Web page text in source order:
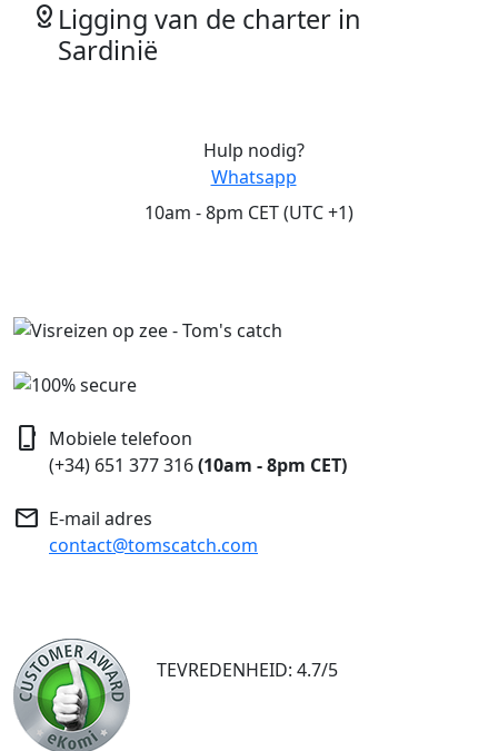
distance Ligging van de charter in
Sardinië
Hulp nodig?
Whatsapp
10am - 8pm CET (UTC +1)
phone_iphone Mobiele telefoon
(+34) 651 377 316(10am - 8pm CET)
mail E-mail adres
contact@tomscatch.com
TEVREDENHEID: 4.7/5